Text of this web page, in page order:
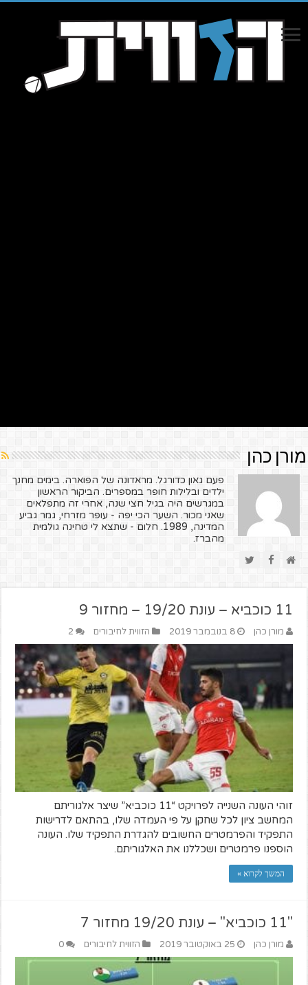
מורן כהן
פעם גאון כדורגל. מראדונה של הפוארה. בימים מחנך
ילדים ובלילות חופר במספרים. הביקור הראשון
במגרשים היה בגיל חצי שנה, אחרי זה מתפלאים
שאני מכור. השער הכי יפה - עופר מזרחי, גמר גביע
המדינה, 1989. חלום - שתצא לי טחינה גולמית
מהברז.
11 כוכביא – עונת 19/20 – מחזור 9
מורן כהן 8 בנובמבר 2019 הזווית לחיבורים 2
זוהי העונה השנייה לפרויקט “11 כוכביא” שיצר אלגוריתם
המחשב ציון לכל שחקן על פי העמדה שלו, בהתאם לדרישות
התפקיד והפרמטרים החשובים להגדרת התפקיד שלו. העונה
הוספנו פרמטרים ושכללנו את האלגוריתם.
המשך לקרוא »
"11 כוכביא" – עונת 19/20 מחזור 7
מורן כהן 25 באוקטובר 2019 הזווית לחיבורים 0